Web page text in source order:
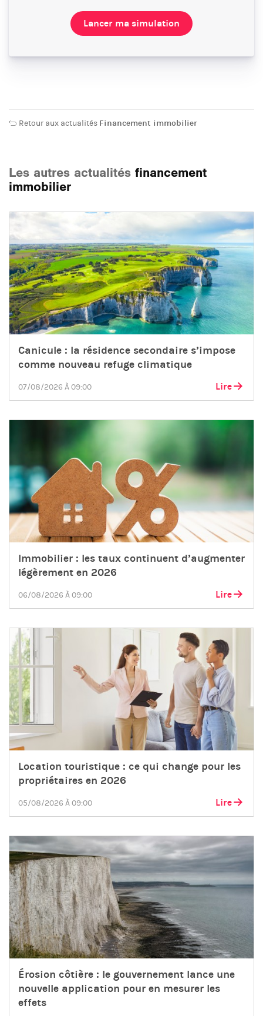
Lancer ma simulation
Retour aux actualités Financement immobilier
Les autres actualités financement
immobilier
Canicule : la résidence secondaire s’impose
comme nouveau refuge climatique
07/08/2026 À 09:00 Lire
Immobilier : les taux continuent d’augmenter
légèrement en 2026
06/08/2026 À 09:00 Lire
Location touristique : ce qui change pour les
propriétaires en 2026
05/08/2026 À 09:00 Lire
Érosion côtière : le gouvernement lance une
nouvelle application pour en mesurer les
effets